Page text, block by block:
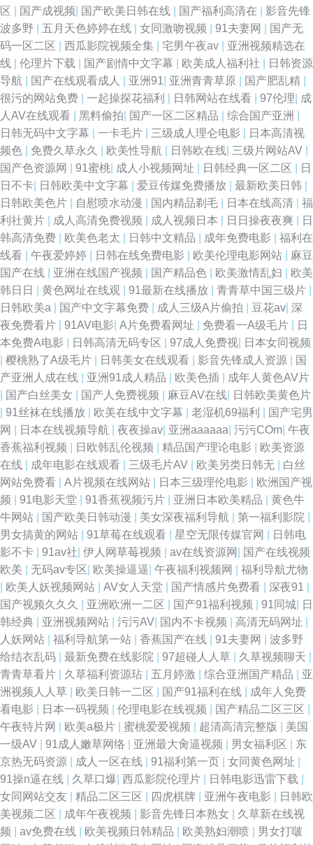
区
国产成视频 国产欧美日韩在线 国产福利高清在
影音先锋
波多野
五月天色婷婷在线 女同激吻视频 91夫妻网
国产无
码一区二区
西瓜影院视频全集 宅男午夜av
亚洲视频精选在
线
伦理片下载 国产剧情中文字幕 欧美成人福利社
日韩资源
导航
国产在线观看成人 亚洲91 亚洲青青草原 国产肥乱精
很污的网站免费
一起操探花福利 日韩网站在线看 97伦理
成
人AV在线观看
黑料偷拍 国产一区二区精品 综合国产亚洲
日韩无码中文字幕
一卡毛片 三级成人理仑电影
日本高清视
频色
免费久草永久 欧美性导航 日韩欧在线 三级片网站AV
国产色资源网
91蜜桃 成人小视频网址 日韩经典一区二区
日
日不卡
日韩欧美中文字幕 爱豆传媒免费播放 最新欧美日韩
日韩欧美色片
自慰喷水动漫 国内精品剃毛 日本在线高清
福
利社黄片
成人高清免费视频 成人视频日本 日日操夜夜爽
日
韩高清免费
欧美色老太 日韩中文精品 成年免费电影
福利在
线看
午夜爱婷婷 日韩在线免费电影 欧美伦理电影网站
麻豆
国产在线
亚洲在线国产视频 国产精品色 欧美激情乱妇
欧美
韩日日
黄色网址在线观 91最新在线播放 青青草中国三级片
日韩欧美a
国产中文字幕免费 成人三级A片偷拍 豆花av 深
夜免费看片
91AV电影 A片免费看网址 免费看一A级毛片
日
本免费A电影
日韩高清无码专区 97成人免费视
日本女同视频
樱桃熟了A级毛片 日韩美女在线观看 影音先锋成人资源
国
产亚洲人成在线
亚洲91成人精品 欧美色插
成年人黄色AV片
国产白丝美女 国产人免费视频 麻豆AV在线
日韩欧美黄色片
91丝袜在线播放 欧美在线中文字幕 老湿机69福利
国产宅男
网
日本在线视频导航 夜夜操av 亚洲aaaaaa 污污COm 午夜
香蕉福利视频
日欧韩乱伦视频 精品国产理论电影
欧美资源
在线
成年电影在线观看 三级毛片AV 欧美另类日韩无
白丝
网站免费看
A片视频在线网站 日本三级理伦电影
欧洲国产视
频
91电影天堂 91香蕉视频污片 亚洲日本欧美精品
黄色牛
牛网站
国产欧美日韩动漫 美女深夜福利导航 第一福利影院
男女搞黄的网站
91草莓在线观看 星空无限传媒官网
日韩电
影不卡
91av社 伊人网草莓视频 av在线资源网
国产在线视频
欧美
无码av专区 欧美操逼逼 午夜福利视频网
福利导航尤物
欧美人妖视频网站 AV女人天堂 国产情感片免费看 深夜91
国产视频久久久
亚洲欧洲一二区 国产91福利视频 91同城
日
韩经典
亚洲视频网站 污污AV 国内不卡视频 高清无码网址
人妖网站
福利导航第一站 香蕉国产在线 91夫妻网
波多野
给结衣乱码
最新免费在线影院 97超碰人人草 久草视频聊天
青青草看片
久草福利资源玷 五月婷激 综合亚洲国产精品
亚
洲视频人人草
欧美日韩一二区 国产91福利在线
成年人免费
看电影
日本一码视频 伦理电影在线视频 国产精品二区三区
午夜特片网
欧美a极片 蜜桃爱爱视频 超清高清完整版
美国
一级AV
91成人嫩草网络 亚洲最大肏逼视频 男女福利区
东
京热无码资源
成人一区在线 91福利第一页 女同黄色网址
91操n逼在线
久草口爆 西瓜影院伦理片 日韩电影迅雷下载
女同网站交友
精品二区三区 四虎棋牌 亚洲午夜电影
日韩欧
美视频二区
成年午夜视频 影音先锋日本熟女
久草新在线视
频
av免费在线 欧美视频日韩精品 欧美熟妇潮喷
男女打啵